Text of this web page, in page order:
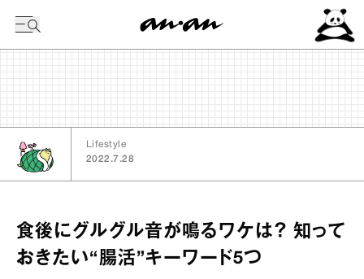
Lifestyle
2022.7.28
食後にグルグル音が鳴るワケは？ 知って
おきたい“腸活”キーワード5つ